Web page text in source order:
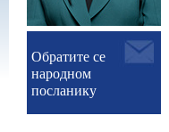
Обратите се
народном
посланику